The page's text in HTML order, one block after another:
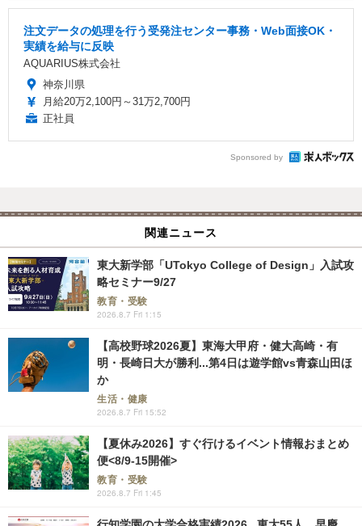
注文データの処理を行う受発注センター事務・Web面接OK・
実績を給与に反映
AQUARIUS株式会社
神奈川県
月給20万2,100円～31万2,700円
正社員
Sponsored by
関連ニュース
東大新学部「UTokyo College of Design」入試攻
略セミナー9/27
教育・受験
2026.8.7 Fri 1:15
【高校野球2026夏】東海大甲府・健大高崎・有
明・長崎日大が勝利...第4日は遊学館vs青森山田ほ
か
生活・健康
2026.8.7 Fri 15:52
【夏休み2026】すぐ行けるイベント情報おまとめ
便<8/9-15開催>
教育・受験
2026.8.7 Fri 1:45